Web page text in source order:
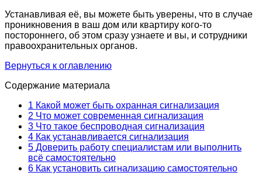
Устанавливая её, вы можете быть уверены, что в случае
проникновения в ваш дом или квартиру кого-то
постороннего, об этом сразу узнаете и вы, и сотрудники
правоохранительных органов.
Вернуться к оглавлению
Содержание материала
1 Какой может быть охранная сигнализация
2 Что может современная сигнализация
3 Что такое беспроводная сигнализация
4 Как устанавливается сигнализация
5 Доверить работу специалистам или выполнить
всё самостоятельно
6 Как установить сигнализацию самостоятельно